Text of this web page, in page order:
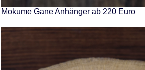
Mokume Gane Anhänger ab 220 Euro